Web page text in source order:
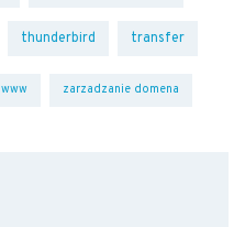
thunderbird transfer
www zarzadzanie domena